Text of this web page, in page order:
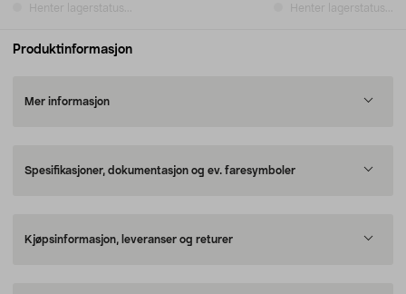
Henter lagerstatus... Henter lagerstatus...
Produktinformasjon
Mer informasjon
Spesifikasjoner, dokumentasjon og ev. faresymboler
Kjøpsinformasjon, leveranser og returer